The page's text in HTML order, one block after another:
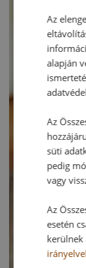
Az
alapján
Az
süti
pedig
vagy
Az
esetén